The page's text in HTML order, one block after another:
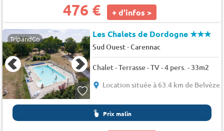
476 € + d'infos >
TripandCo Les Chalets de Dordogne★★★
Sud Ouest-Carennac
Chalet - Terrasse - TV - 4 pers. - 33m2
Location située à 63.4 km de Belvèze
Prix malin